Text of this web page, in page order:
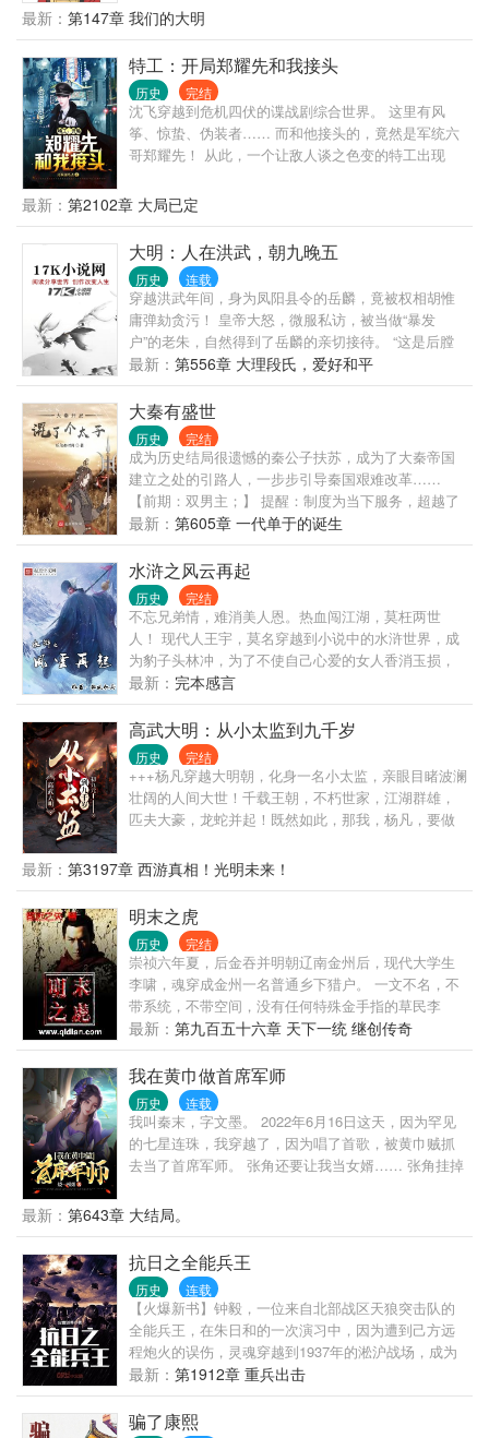
玉为肱骨，以常茂为爪牙。 在大明血脉最正，地位最
高，继承顺序最为优先。 但是，谁也没想到，朱雄英
暴死，大明瞬间江河日下，同年马皇后薨，十年后朱
标薨，大明只能陷入更为惨烈的皇位斗争。 而若是，
朱雄英没死呢？ 大明又该走向怎样的命运？ 大雪龙
骑，自在极意，霸王之力.... 且看我一展大明风华！ 朱
元璋：“经天纬地为文，咱大孙儿当得一个文！” 朱
标：“生子当如雄英！” 朱棣：“愿为大侄儿鞍前马后，
最新： 第147章 我们的大明
特工：开局郑耀先和我接头
历史 完结
沈飞穿越到危机四伏的谍战剧综合世界。 这里有风
筝、惊蛰、伪装者…… 而和他接头的，竟然是军统六
哥郑耀先！ 从此，一个让敌人谈之色变的特工出现
最新： 第2102章 大局已定
大明：人在洪武，朝九晚五
历史 连载
穿越洪武年间，身为凤阳县令的岳麟，竟被权相胡惟
庸弹劾贪污！ 皇帝大怒，微服私访，被当做“暴发
户”的老朱，自然得到了岳麟的亲切接待。 “这是后膛
枪，买了它，北元鞑虏灰飞烟灭，任谁都要给你几分
薄面！” “这是工艺坊，十岁小孩弹溜溜，百岁老人盘
核桃，出口一本万利！” “这是福利院，老有所依，幼
有所养，以后儿孙不孝，免费入住！” 岳麟只觉得，暴
发户老朱身后的几个青年，看他的眼神之中充满杀
气。 “奉天承运，皇帝诏，曰：岳麟奉旨贪污，为我大
明富国强兵！”
最新： 第556章 大理段氏，爱好和平
大秦有盛世
历史 完结
成为历史结局很遗憾的秦公子扶苏，成为了大秦帝国
建立之处的引路人，一步步引导秦国艰难改革……
【前期：双男主；】 提醒：制度为当下服务，超越了
生产力谈制度，一切都是虚妄。
最新： 第605章 一代单于的诞生
水浒之风云再起
历史 完结
不忘兄弟情，难消美人恩。热血闯江湖，莫枉两世
人！ 现代人王宇，莫名穿越到小说中的水浒世界，成
为豹子头林冲，为了不使自己心爱的女人香消玉损，
为了不让梁山兄弟悲剧重演，毅然决定逆天改命。结
兄弟，交豪杰，杀恶人，锄奸臣，三败高俅，五败方
腊，杀田虎，斩王庆，横扫辽，金，兄弟齐心，开创
一片前所未有的辉煌！ 天罡尽已归天界， 地煞还应入
地中。 千古为神皆庙食， 万年青史播英雄。
最新： 完本感言
高武大明：从小太监到九千岁
历史 完结
+++杨凡穿越大明朝，化身一名小太监，亲眼目睹波澜
壮阔的人间大世！千载王朝，不朽世家，江湖群雄，
匹夫大豪，龙蛇并起！既然如此，那我，杨凡，要做
最新： 第3197章 西游真相！光明未来！
明末之虎
历史 完结
崇祯六年夏，后金吞并明朝辽南金州后，现代大学生
李啸，魂穿成金州一名普通乡下猎户。 一文不名，不
带系统，不带空间，没有任何特殊金手指的草民李
啸，该怎样在这明末乱世，走出自已的生存与发展之
路。 战辽西，征宣府，据山东，筑高城，拓海
疆。。。。。。 在这明末的黑暗时刻，且看穿越而来
的李啸，如何为神州社稷，为华夏百姓，立下这昭昭
功业，打拼出朗朗乾坤！ 男儿只手将天补，刀马所至
皆汉土！
最新： 第九百五十六章 天下一统 继创传奇
我在黄巾做首席军师
历史 连载
我叫秦末，字文墨。 2022年6月16日这天，因为罕见
的七星连珠，我穿越了，因为唱了首歌，被黄巾贼抓
去当了首席军师。 张角还要让我当女婿…… 张角挂掉
功，一统华夏，复国号为秦！ 这是小说，参考的有三
国演义，三国志，还有游戏的内容等等，不要用正史
的东西去定位这本小说，可能有些章节不如你意，但
我会尽量去圆。
最新： 第643章 大结局。
抗日之全能兵王
历史 连载
【火爆新书】钟毅，一位来自北部战区天狼突击队的
全能兵王，在朱日和的一次演习中，因为遭到己方远
程炮火的误伤，灵魂穿越到1937年的淞沪战场，成为
金山卫保安队队长，且看钟毅如何带着他的炮灰团，
利用现代的作战理念及特战技巧，杀得小鬼子尸横遍
野、血流成河！
最新： 第1912章 重兵出击
骗了康熙